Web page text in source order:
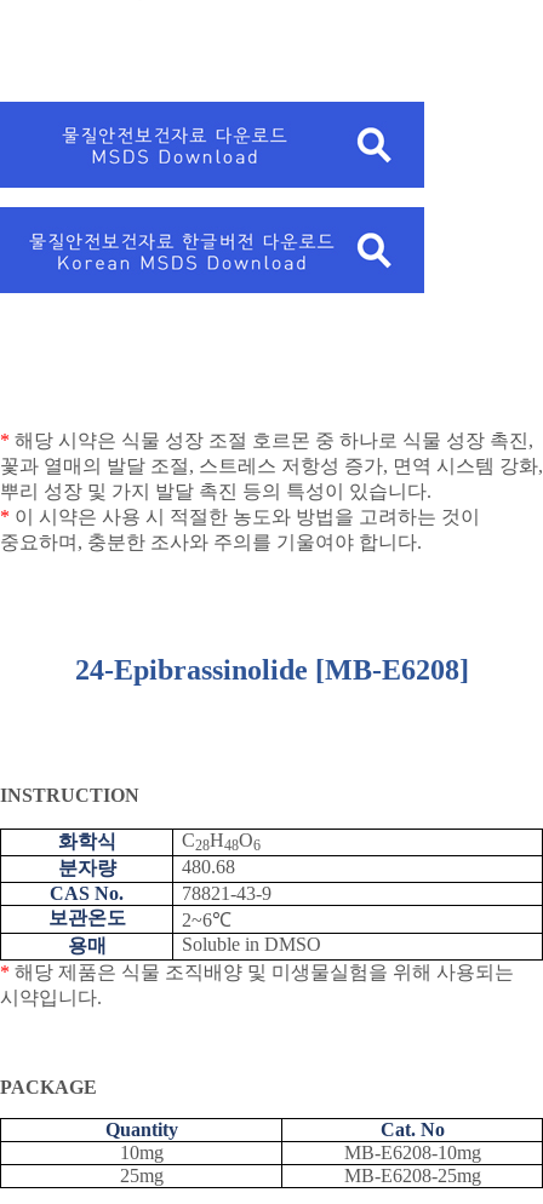
* 해당 시약은 식물 성장 조절 호르몬 중 하나로 식물 성장 촉진 ,
꽃과 열매의 발달 조절, 스트레스 저항성 증가, 면역 시스템 강화,
뿌리 성장 및 가지 발달 촉진 등의 특성이 있습니다.
* 이 시약은 사용 시 적절한 농도와 방법을 고려하는 것이
중요하며 , 충분한 조사와 주의를 기울여야 합니다.
24-Epibrassinolide [MB-E6208]
INSTRUCTION
화학식 C28H48O6
분자량
480.68
CAS No.
78821-43-9
보관온도
2~6℃
용매
Soluble in DMSO
* 해당 제품은 식물 조직배양 및 미생물실험을 위해 사용되는
시약입니다.
PACKAGE
Quantity
Cat. No
10mg
MB-E6208-10mg
25mg
MB-E6208-25mg